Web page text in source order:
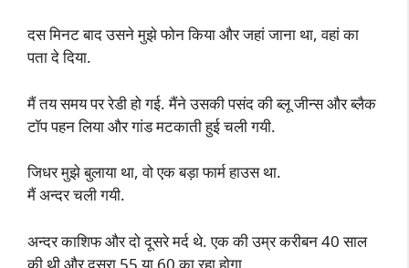
दस मिनट बाद उसने मुझे फोन किया और जहां जाना था, वहां का
पता दे दिया.
मैं तय समय पर रेडी हो गई. मैंने उसकी पसंद की ब्लू जीन्स और ब्लैक
टॉप पहन लिया और गांड मटकाती हुई चली गयी.
जिधर मुझे बुलाया था, वो एक बड़ा फार्म हाउस था.
मैं अन्दर चली गयी.
अन्दर काशिफ और दो दूसरे मर्द थे. एक की उम्र करीबन 40 साल
की थी और दूसरा 55 या 60 का रहा होगा.